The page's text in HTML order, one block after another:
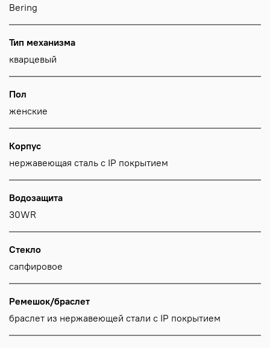
Bering
Тип механизма
кварцевый
Пол
женские
Корпус
нержавеющая сталь с IP покрытием
Водозащита
30WR
Стекло
сапфировое
Ремешок/браслет
браслет из нержавеющей стали с IP покрытием